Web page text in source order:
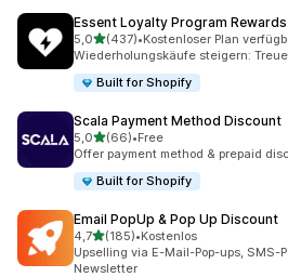
Essent Loyalty Program Rewards
5,0von 5 Sternen
(437)
437 Rezensionen insgesamt
•Kostenloser Plan
Wiederholungskäufe steigern:
Built for Shopify
Scala Payment Method Discount
5,0von 5 Sternen
(66)
66 Rezensionen insgesamt
•Free
Offer payment method & prepaid
Built for Shopify
Email PopUp & Pop Up Discount
4,7von 5 Sternen
(185)
185 Rezensionen insgesamt
•Kostenlos
Upselling via E-Mail-Pop-ups, SMS-
Newsletter